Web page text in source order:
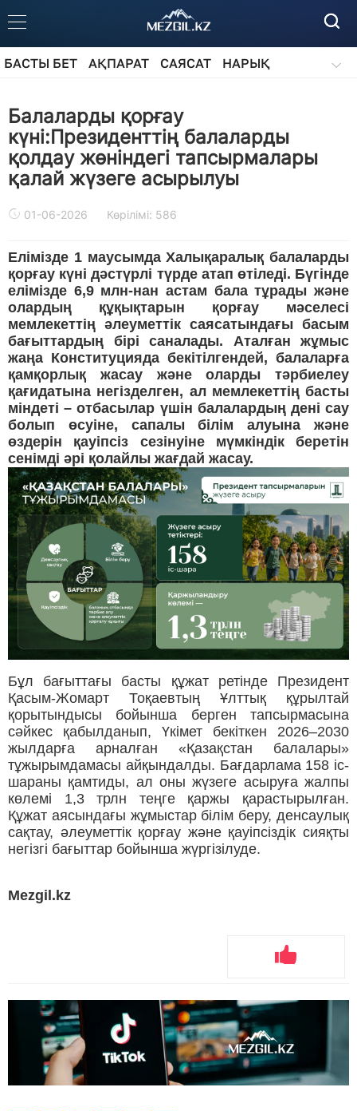
БАСТЫ БЕТ АҚПАРАТ САЯСАТ
НАРЫҚ
Балаларды қорғау
күні:Президенттің балаларды
қолдау жөніндегі тапсырмалары
қалай жүзеге асырылуы
01-06-2026 Көрілімі: 586
Елімізде 1 маусымда Халықаралық балаларды
қорғау күні дәстүрлі түрде атап өтіледі. Бүгінде
елімізде 6,9 млн-нан астам бала тұрады және
олардың құқықтарын қорғау мәселесі
мемлекеттің әлеуметтік саясатындағы басым
бағыттардың бірі саналады. Аталған жұмыс
жаңа Конституцияда бекітілгендей, балаларға
қамқорлық жасау және оларды тәрбиелеу
қағидатына негізделген, ал мемлекеттің басты
міндеті – отбасылар үшін балалардың дені сау
болып өсуіне, сапалы білім алуына және
өздерін қауіпсіз сезінуіне мүмкіндік беретін
сенімді әрі қолайлы жағдай жасау.
Бұл бағыттағы басты құжат ретінде Президент
Қасым-Жомарт Тоқаевтың Ұлттық құрылтай
қорытындысы бойынша берген тапсырмасына
сәйкес қабылданып, Үкімет бекіткен 2026–2030
жылдарға арналған «Қазақстан балалары»
тұжырымдамасы айқындалды. Бағдарлама 158 іс-
шараны қамтиды, ал оны жүзеге асыруға жалпы
көлемі 1,3 трлн теңге қаржы қарастырылған.
Құжат аясындағы жұмыстар білім беру, денсаулық
сақтау, әлеуметтік қорғау және қауіпсіздік сияқты
негізгі бағыттар бойынша жүргізілуде.
Mezgil.kz